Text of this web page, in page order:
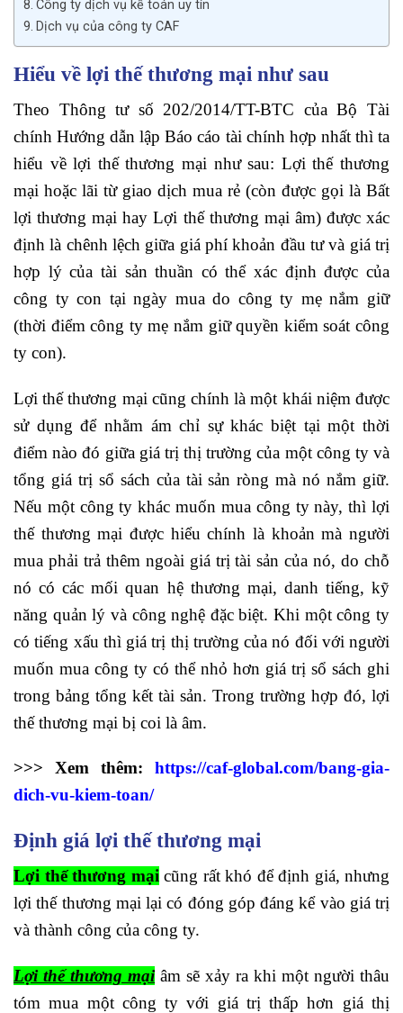
Công ty dịch vụ kế toán uy tín
Dịch vụ của công ty CAF
Hiểu về lợi thế thương mại như sau
Theo Thông tư số 202/2014/TT-BTC của Bộ Tài
chính Hướng dẫn lập Báo cáo tài chính hợp nhất thì ta
hiểu về lợi thế thương mại như sau: Lợi thế thương
mại hoặc lãi từ giao dịch mua rẻ (còn được gọi là Bất
lợi thương mại hay Lợi thế thương mại âm) được xác
định là chênh lệch giữa giá phí khoản đầu tư và giá trị
hợp lý của tài sản thuần có thể xác định được của
công ty con tại ngày mua do công ty mẹ nắm giữ
(thời điểm công ty mẹ nắm giữ quyền kiểm soát công
ty con).
Lợi thế thương mại cũng chính là một khái niệm được
sử dụng để nhằm ám chỉ sự khác biệt tại một thời
điểm nào đó giữa giá trị thị trường của một công ty và
tổng giá trị sổ sách của tài sản ròng mà nó nắm giữ.
Nếu một công ty khác muốn mua công ty này, thì lợi
thế thương mại được hiểu chính là khoản mà người
mua phải trả thêm ngoài giá trị tài sản của nó, do chỗ
nó có các mối quan hệ thương mại, danh tiếng, kỹ
năng quản lý và công nghệ đặc biệt. Khi một công ty
có tiếng xấu thì giá trị thị trường của nó đối với người
muốn mua công ty có thể nhỏ hơn giá trị sổ sách ghi
trong bảng tổng kết tài sản. Trong trường hợp đó, lợi
thế thương mại bị coi là âm.
>>> Xem thêm:
https://caf-global.com/bang-gia-
dich-vu-kiem-toan/
Định giá lợi thế thương mại
Lợi thế thương mại cũng rất khó để định giá, nhưng
lợi thế thương mại lại có đóng góp đáng kể vào giá trị
và thành công của công ty.
Lợi thế thương mạiâm sẽ xảy ra khi một người thâu
tóm mua một công ty với giá trị thấp hơn giá thị